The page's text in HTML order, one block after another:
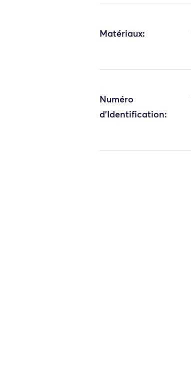
Matériaux:
Numéro
d'Identification: